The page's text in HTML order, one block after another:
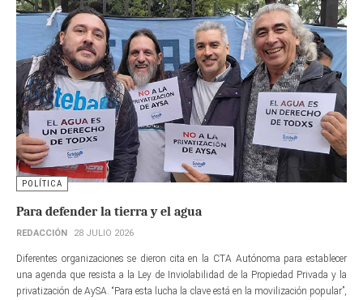
POLÍTICA
Para defender la tierra y el agua
REDACCIÓN 28 JULIO 2026
Diferentes organizaciones se dieron cita en la CTA Autónoma para establecer
una agenda que resista a la Ley de Inviolabilidad de la Propiedad Privada y la
privatización de AySA. “Para esta lucha la clave está en la movilización popular”,